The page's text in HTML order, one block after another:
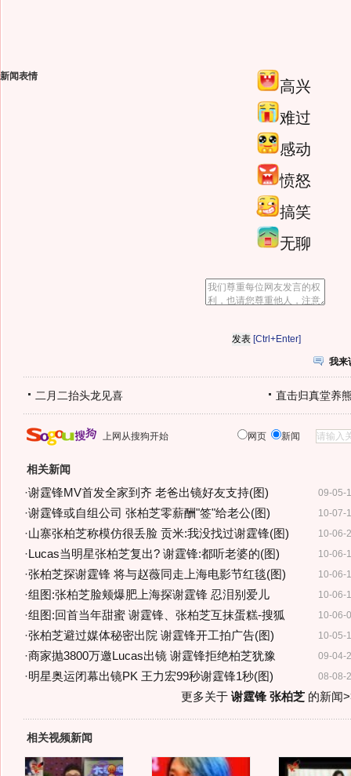
新闻表情
高兴
难过
感动
愤怒
搞笑
无聊
[Ctrl+Enter]
我来
二月二抬头龙见喜 直击归真堂养
上网从搜狗开始 网页 新闻
相关新闻
09-05-
·谢霆锋MV首发全家到齐 老爸出镜好友支持(图)
10-07-
·谢霆锋或自组公司 张柏芝零薪酬"签"给老公(图)
10-06-
·山寨张柏芝称模仿很丢脸 贡米:我没找过谢霆锋(图)
10-06-
· Lucas当明星张柏芝复出? 谢霆锋:都听老婆的(图)
10-06-
·张柏芝探谢霆锋 将与赵薇同走上海电影节红毯(图)
10-06-
·组图:张柏芝脸颊爆肥上海探谢霆锋 忍泪别爱儿
10-06-
·组图:回首当年甜蜜 谢霆锋、张柏芝互抹蛋糕-搜狐
10-05-
·张柏芝避过媒体秘密出院 谢霆锋开工拍广告(图)
09-04-
·商家抛3800万邀Lucas出镜 谢霆锋拒绝柏芝犹豫
08-08-
·明星奥运闭幕出镜PK 王力宏99秒谢霆锋1秒(图)
更多关于 谢霆锋 张柏芝的新闻
相关视频新闻